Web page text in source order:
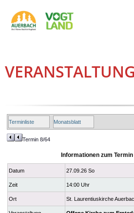
Terminliste Monatsblatt
Termin 8/64
Informationen zum
Datum 27.09.26 So
Zeit 14:00 Uhr
Ort St. Laurentiuskirche